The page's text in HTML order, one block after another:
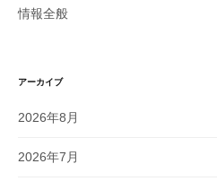
情報全般
アーカイブ
2026年8月
2026年7月